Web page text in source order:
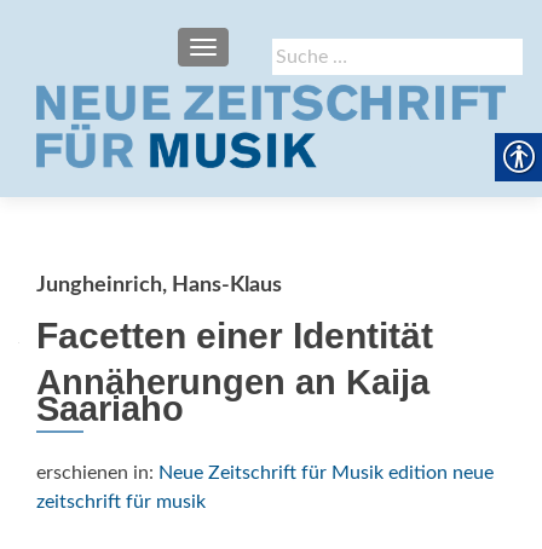
Suche
nach:
SCHALTE NAVIGATION
Jungheinrich, Hans-Klaus
Facetten einer Identität
Annäherungen an Kaija
Saariaho
erschienen in: Neue Zeitschrift für Musik edition neue
zeitschrift für musik